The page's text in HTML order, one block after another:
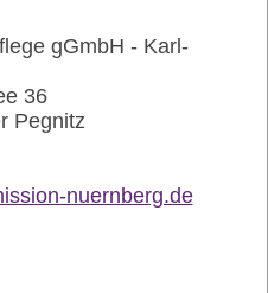
gGmbH - Karl-
36
Pegnitz
nuernberg.de